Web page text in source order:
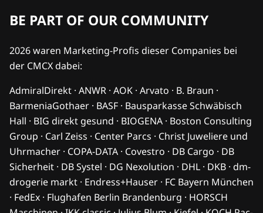
BE PART OF OUR COMMUNITY
2026 waren Marketing-Profis dieser Companies bei
der CMCX dabei:
AdmiralDirekt · ANWR · AOK · Arvato · B. Braun ·
BarmeniaGothaer · BASF · Bausparkasse Schwäbisch
Hall · BIG direkt gesund · BIOGENA · Boston Consulting
Group · Carl Zeiss · Center Parcs · Christ Juweliere und
Uhrmacher · COPA-DATA · Covestro · DB Cargo · DB
Sicherheit · DB Systel · DG Nexolution · DHL · DKB · dm-
drogerie markt · Endress+Hauser · FC Bayern München
· FedEx · Flughafen Berlin Brandenburg · HORSCH